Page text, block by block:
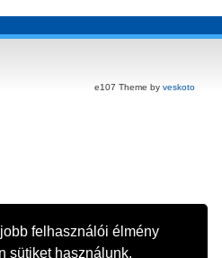
felhasználói élmény
sütiket használunk.
e107 Theme by veskoto